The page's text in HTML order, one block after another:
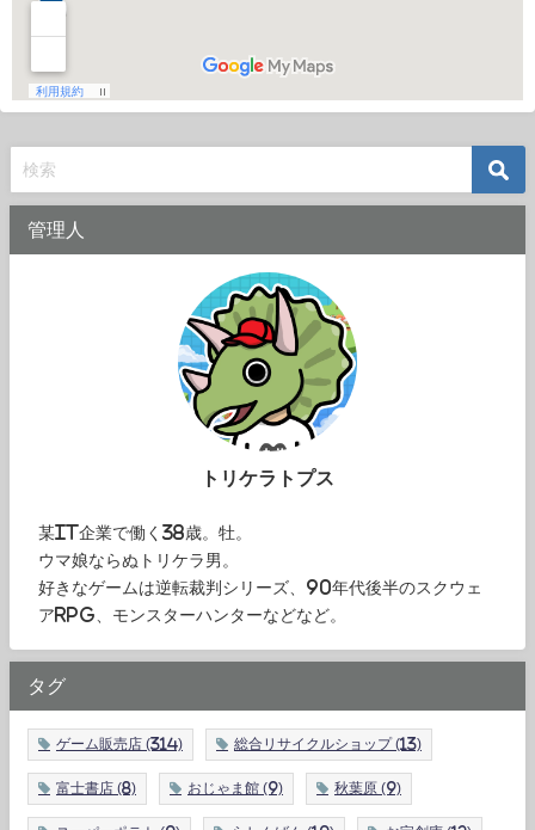
管理人
トリケラトプス
某IT企業で働く38歳。牡。
ウマ娘ならぬトリケラ男。
好きなゲームは逆転裁判シリーズ、90年代後半のスクウェ
アRPG、モンスターハンターなどなど。
タグ
ゲーム販売店 (314) 総合リサイクルショップ (13)
富士書店 (8) おじゃま館 (9) 秋葉原 (9)